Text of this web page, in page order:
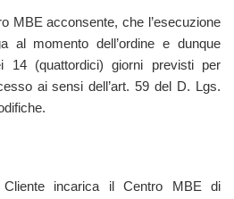
MBE acconsente, che l’esecuzione
al momento dell’ordine e dunque
14 (quattordici) giorni previsti per
ai sensi dell’art. 59 del D. Lgs.
incarica il Centro MBE di